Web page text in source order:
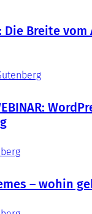
Die Breite vom
– wohin